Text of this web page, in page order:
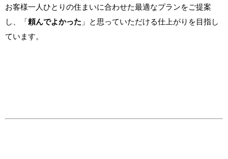
お客様一人ひとりの住まいに合わせた最適なプランをご提案
し、「 頼んでよかった 」と思っていただける仕上がりを目指し
ています。